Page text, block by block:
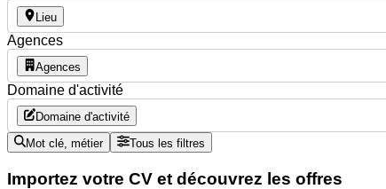
Lieu
Agences
Agences
Domaine d'activité
Domaine d'activité
Mot clé, métier Tous les filtres
Importez votre CV et découvrez les offres